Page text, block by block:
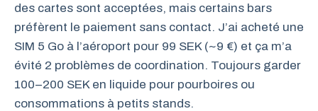
des cartes sont acceptées, mais certains bars
préfèrent le paiement sans contact. J’ai acheté une
SIM 5 Go à l’aéroport pour 99 SEK (~9 €) et ça m’a
évité 2 problèmes de coordination. Toujours garder
100–200 SEK en liquide pour pourboires ou
consommations à petits stands.